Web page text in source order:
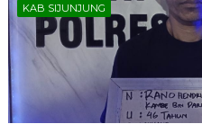
KAB SIJUNJUNG